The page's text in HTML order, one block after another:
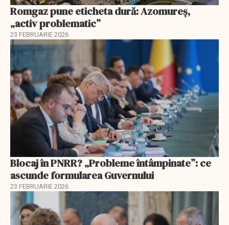
Romgaz pune eticheta dură: Azomureș,
„activ problematic”
23 FEBRUARIE 2026
Blocaj în PNRR? „Probleme întâmpinate”: ce
ascunde formularea Guvernului
23 FEBRUARIE 2026